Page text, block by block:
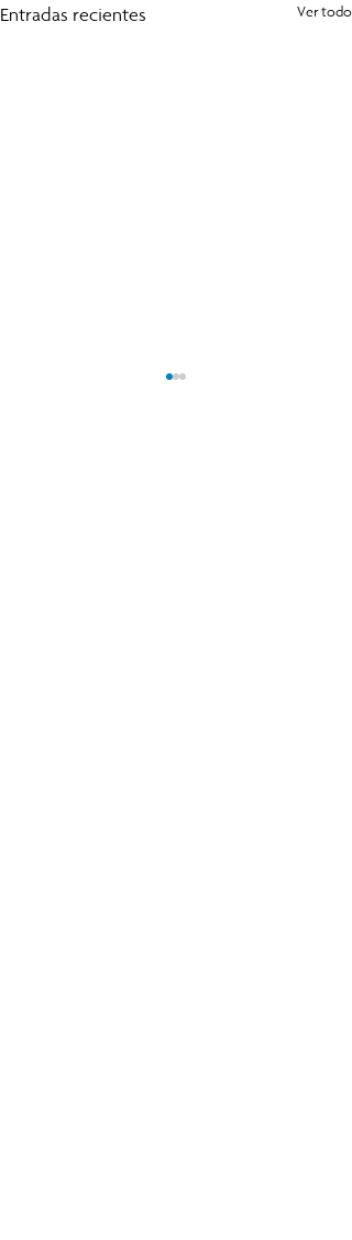
Entradas recientes Ver todo